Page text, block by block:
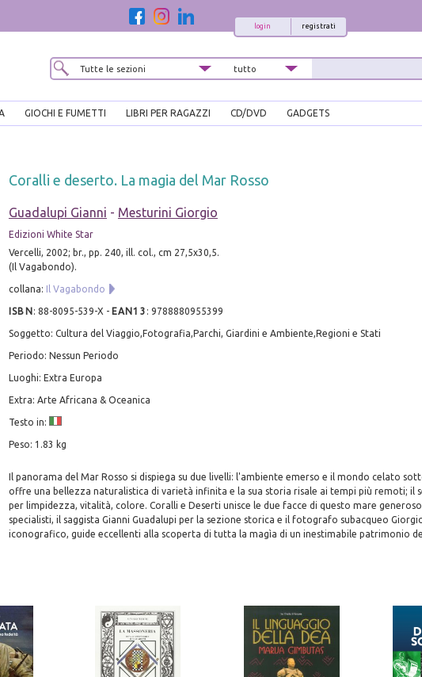
registrati
login
GIOCHI E FUMETTI LIBRI PER RAGAZZI CD/DVD GADGETS
Coralli e deserto. La magia del Mar Rosso
Guadalupi Gianni - Mesturini Giorgio
Edizioni White Star
Vercelli, 2002; br., pp. 240, ill. col., cm 27,5x30,5.
(Il Vagabondo).
collana: Il Vagabondo
ISBN : 88-8095-539-X - EAN13 : 9788880955399
Soggetto: Cultura del Viaggio,Fotografia,Parchi, Giardini e Ambiente,Regioni e Stati
Periodo: Nessun Periodo
Luoghi: Extra Europa
Extra: Arte Africana & Oceanica
Testo in:
Peso: 1.83 kg
Il panorama del Mar Rosso si dispiega su due livelli: l'ambiente emerso e il mondo celato
offre una bellezza naturalistica di varietà infinita e la sua storia risale ai tempi più remoti; il
per limpidezza, vitalità, colore. Coralli e Deserti unisce le due facce di questo mare
specialisti, il saggista Gianni Guadalupi per la sezione storica e il fotografo subacqueo
iconografico, guide eccellenti alla scoperta di tutta la magìa di un inestimabile patrimonio